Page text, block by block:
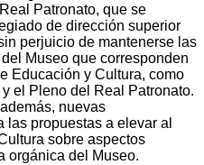
Patronato, que se
de dirección superior
perjuicio de mantenerse las
Museo que corresponden
Educación y Cultura, como
el Pleno del Real Patronato.
nuevas
propuestas a elevar al
sobre aspectos
orgánica del Museo.